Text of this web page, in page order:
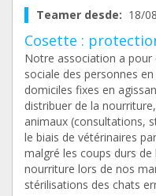
Teamer desde: 18/
Cosette :
Notre association a pour
sociale des personnes
domiciles fixes en
distribuer de la
animaux (consultations,
le biais de vétérinaires
malgré les coups durs
nourriture lors de nos
stérilisations des chats